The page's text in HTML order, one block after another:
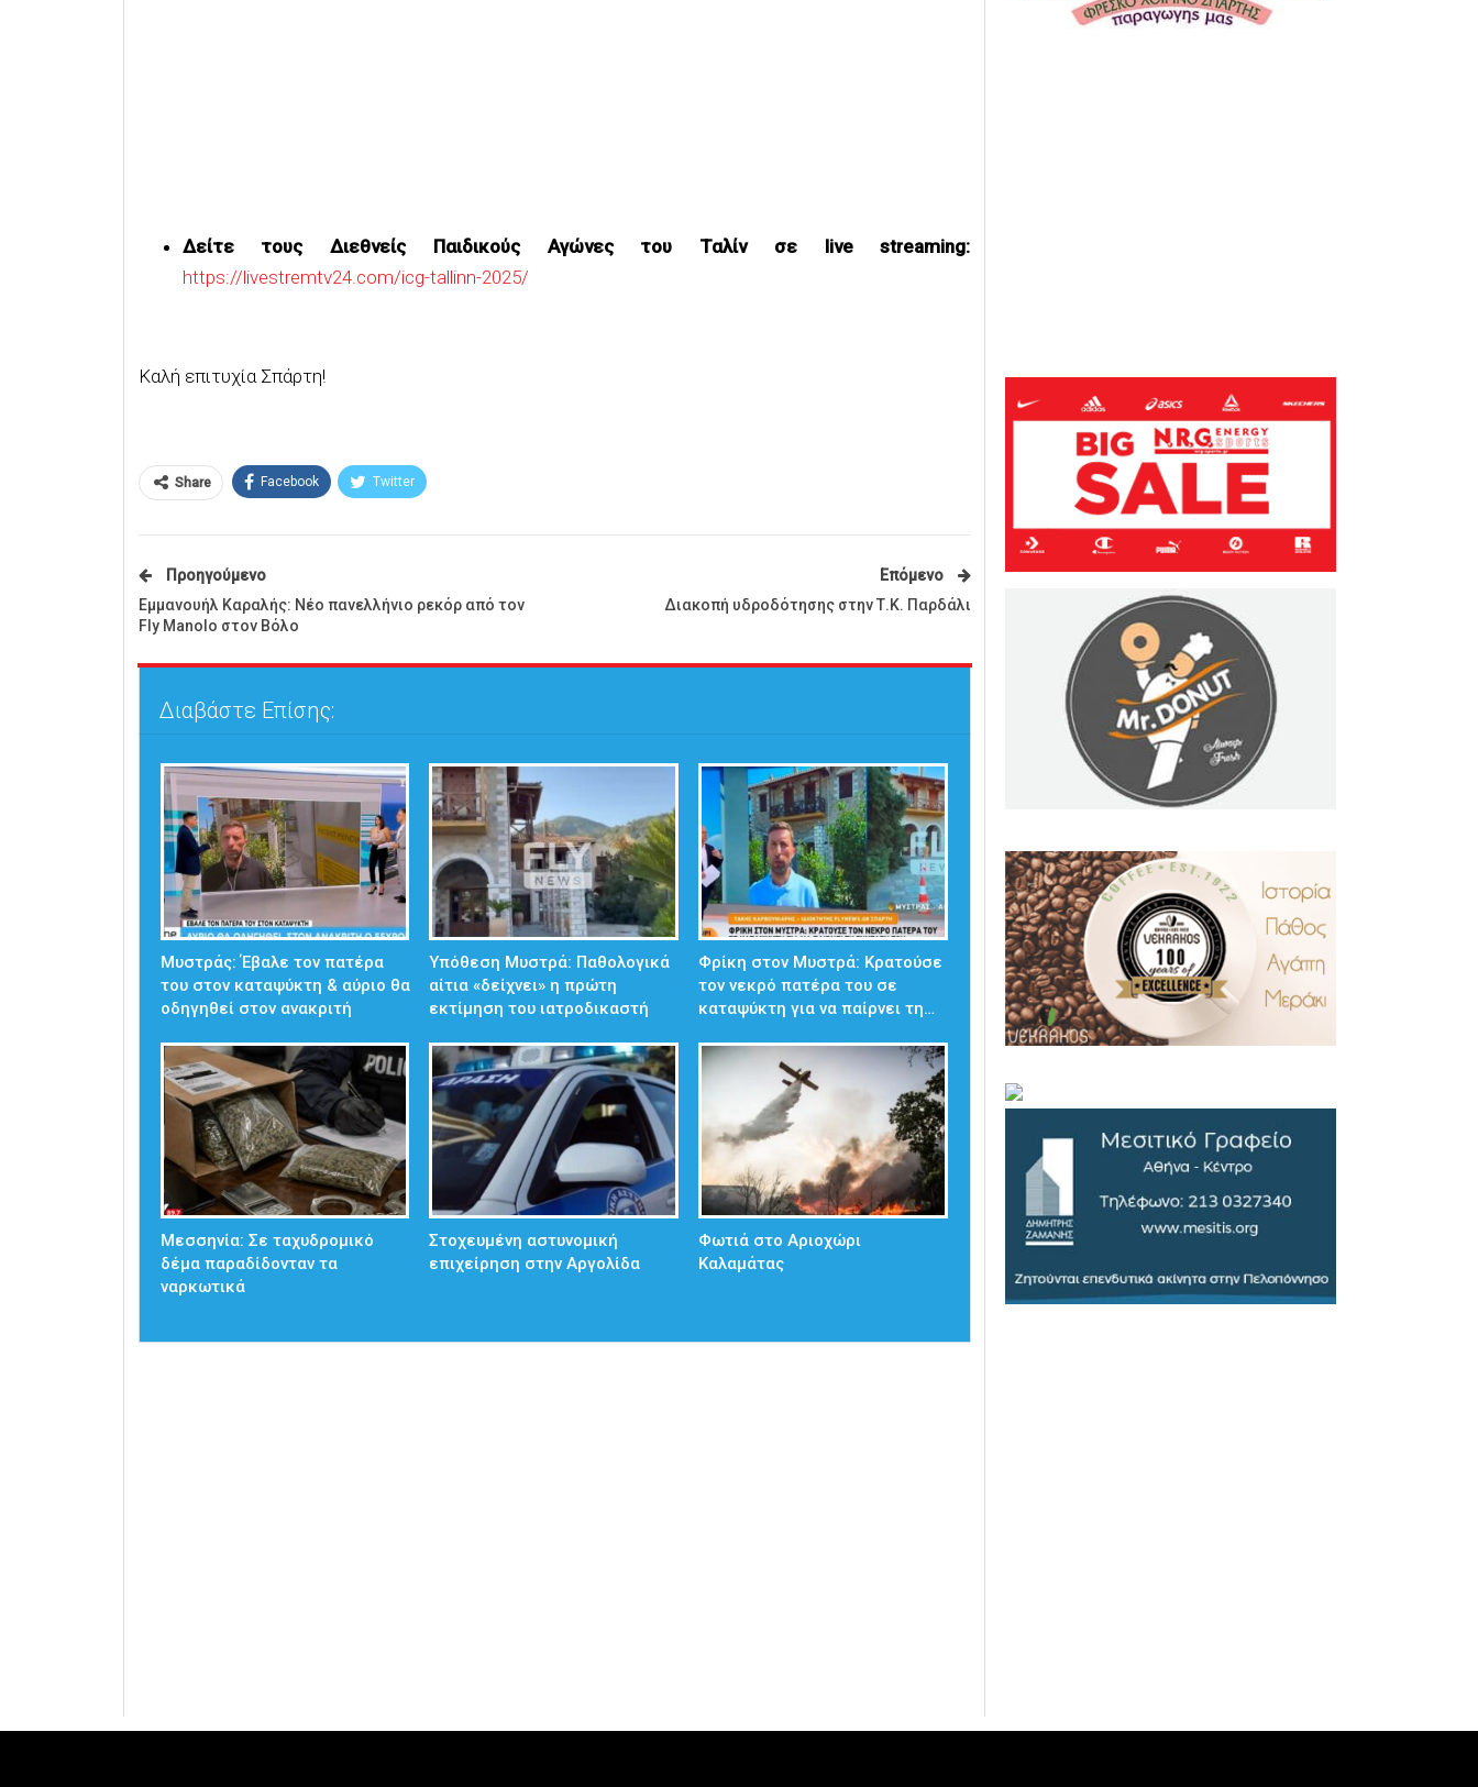
Δείτε τους Διεθνείς Παιδικούς Αγώνες του Ταλίν σε live streaming:
https://livestremtv24.com/icg-tallinn-2025/
Καλή επιτυχία Σπάρτη!
Share Facebook Twitter
Προηγούμενο
Εμμανουήλ Καραλής: Νέο πανελλήνιο ρεκόρ από τον
Fly Manolo στον Βόλο
Επόμενο
Διακοπή υδροδότησης στην Τ.Κ. Παρδάλι
Διαβάστε Επίσης:
Μυστράς: Έβαλε τον πατέρα
του στον καταψύκτη & αύριο θα
οδηγηθεί στον ανακριτή
Υπόθεση Μυστρά: Παθολογικά
αίτια «δείχνει» η πρώτη
εκτίμηση του ιατροδικαστή
Φρίκη στον Μυστρά: Κρατούσε
τον νεκρό πατέρα του σε
καταψύκτη για να παίρνει τη…
Μεσσηνία: Σε ταχυδρομικό
δέμα παραδίδονταν τα
ναρκωτικά
Στοχευμένη αστυνομική
επιχείρηση στην Αργολίδα
Φωτιά στο Αριοχώρι
Καλαμάτας